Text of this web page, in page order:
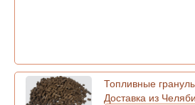
Топливные
Доставка из